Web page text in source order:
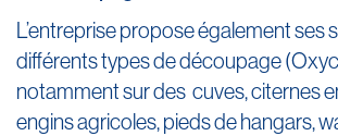
L’entreprise propose également ses
différents types de découpage
notamment sur des cuves, citernes
engins agricoles, pieds de hangars,